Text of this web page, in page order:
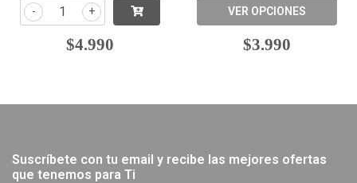
+
-
$4.990
VER OPCIONES
$3.990
Suscríbete con tu email y recibe las mejores ofertas
que tenemos para Ti